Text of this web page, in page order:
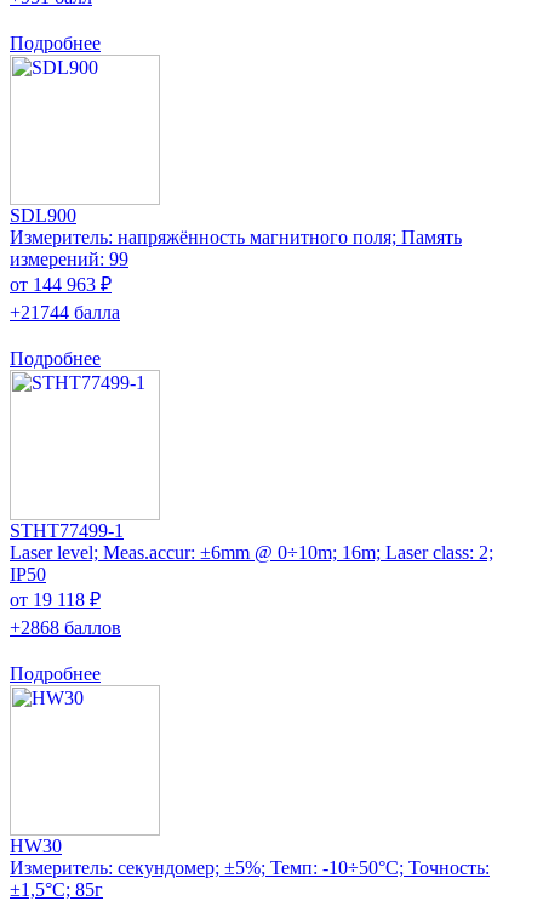
Подробнее
SDL900
Измеритель: напряжённость магнитного поля; Память
измерений: 99
от 144 963 ₽
+21744 балла
Подробнее
STHT77499-1
Laser level; Meas.accur: ±6mm @ 0÷10m; 16m; Laser class: 2;
IP50
от 19 118 ₽
+2868 баллов
Подробнее
HW30
Измеритель: секундомер; ±5%; Темп: -10÷50°C; Точность:
±1,5°C; 85г